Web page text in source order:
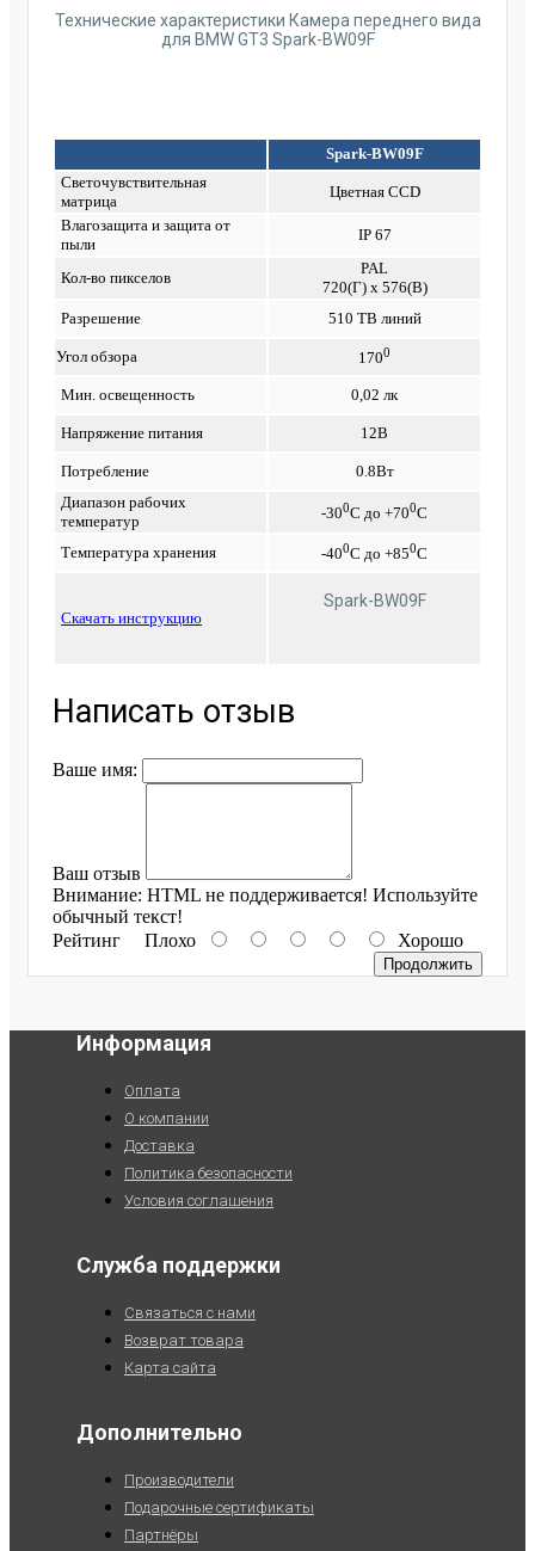
Технические характеристики Камера переднего вида
для BMW GT3 Spark-BW09F
Spark-BW09F
Светочувствительная
матрица
Цветная CCD
Влагозащита и защита от
пыли
IP 67
Кол-во пикселов
PAL
720(Г) x 576(В)
Разрешение
510 ТВ линий
Угол обзора 1700
Мин. освещенность 0,02 лк
Напряжение питания 12В
Потребление
0.8Вт
Диапазон рабочих
температур
-300С до +700С
Температура хранения -400С до +850С
Cкачать инструкцию
Spark-BW09F
Написать отзыв
Ваше имя:
Ваш отзыв
Внимание: HTML не поддерживается! Используйте
обычный текст!
Рейтинг Плохо Хорошо
Продолжить
Информация
Оплата
О компании
Доставка
Политика безопасности
Условия соглашения
Служба поддержки
Связаться с нами
Возврат товара
Карта сайта
Дополнительно
Производители
Подарочные сертификаты
Партнёры